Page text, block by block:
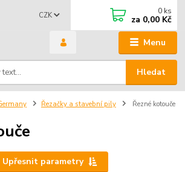
Menu
CZK
Hledat
0 ks
za 0,00 Kč
Řezačky a stavební pily Řezné kotouče
Upřesnit parametry